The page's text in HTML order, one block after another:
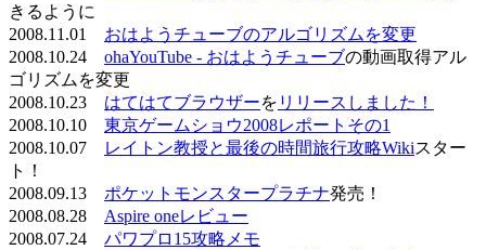
きるように
2008.11.01 おはようチューブのアルゴリズムを変更
2008.10.24 ohaYouTube - おはようチューブの動画取得アル
ゴリズムを変更
2008.10.23 はてはてブラウザーを リリースしました！
2008.10.10 東京ゲームショウ2008レポートその1
2008.10.07
レイトン教授と最後の時間旅行攻略Wikiスター
ト！
2008.09.13 ポケットモンスタープラチナ発売！
2008.08.28 Aspire oneレビュー
2008.07.24 パワプロ15攻略メモ